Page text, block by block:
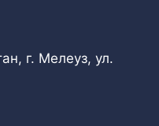
г. Мелеуз, ул.